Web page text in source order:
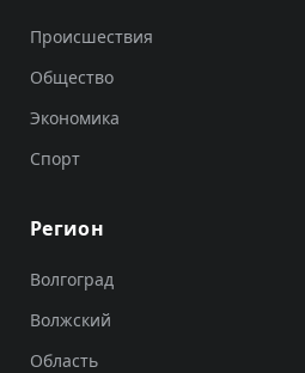
Происшествия
Общество
Экономика
Спорт
Регион
Волгоград
Волжский
Область